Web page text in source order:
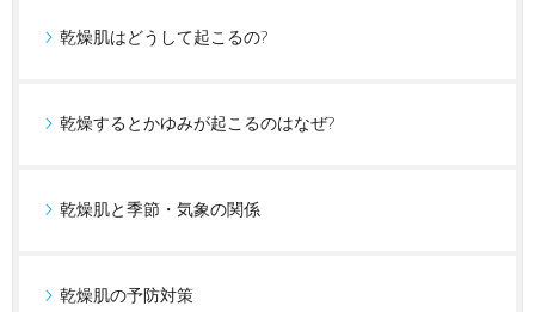
乾燥肌はどうして起こるの?
乾燥するとかゆみが起こるのはなぜ?
乾燥肌と季節・気象の関係
乾燥肌の予防対策